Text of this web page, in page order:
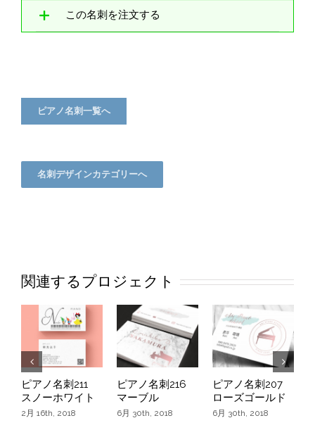
この名刺を注文する
ピアノ名刺一覧へ
名刺デザインカテゴリーへ
関連するプロジェクト
ピアノ名刺211
スノーホワイト
2月 16th, 2018
ピアノ名刺216
マーブル
6月 30th, 2018
ピアノ名刺207
ローズゴールド
6月 30th, 2018